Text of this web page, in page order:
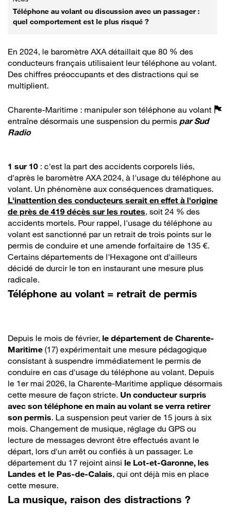
Téléphone au volant ou discussion avec un passager :
quel comportement est le plus risqué ?
En 2024, le baromètre AXA détaillait que 80 % des
conducteurs français utilisaient leur téléphone au volant.
Des chiffres préoccupants et des distractions qui se
multiplient.
Charente-Maritime : manipuler son téléphone au volant
entraîne désormais une suspension du permis parSud
Radio
1 sur 10 : c'est la part des accidents corporels liés,
d'après le baromètre AXA 2024, à l'usage du téléphone au
volant. Un phénomène aux conséquences dramatiques.
L'inattention des conducteurs serait en effet à l'origine
de près de 419 décès sur les routes, soit 24 % des
accidents mortels. Pour rappel, l'usage du téléphone au
volant est sanctionné par un retrait de trois points sur le
permis de conduire et une amende forfaitaire de 135 €.
Certains départements de l'Hexagone ont d'ailleurs
décidé de durcir le ton en instaurant une mesure plus
radicale.
Téléphone au volant = retrait de permis
Depuis le mois de février, le département de Charente-
Maritime (17) expérimentait une mesure pédagogique
consistant à suspendre immédiatement le permis de
conduire en cas d'usage du téléphone au volant. Depuis
le 1er mai 2026, la Charente-Maritime applique désormais
cette mesure de façon stricte. Un conducteur surpris
avec son téléphone en main au volant se verra retirer
son permis. La suspension peut varier de 15 jours à six
mois. Changement de musique, réglage du GPS ou
lecture de messages devront être effectués avant le
départ, lors d'un arrêt ou confiés à un passager. Le
département du 17 rejoint ainsi le Lot-et-Garonne, les
Landes et le Pas-de-Calais, qui ont déjà mis en place
cette mesure.
La musique, raison des distractions ?